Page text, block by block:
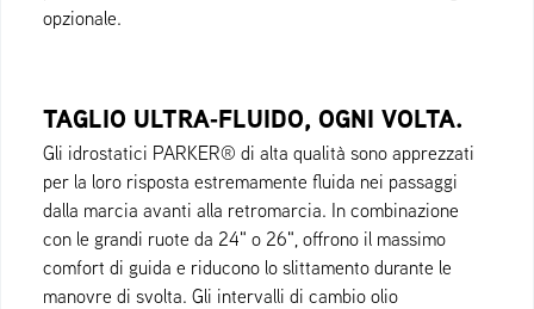
opzionale.
TAGLIO ULTRA‑FLUIDO, OGNI VOLTA.
Gli idrostatici PARKER® di alta qualità sono apprezzati
per la loro risposta estremamente fluida nei passaggi
dalla marcia avanti alla retromarcia. In combinazione
con le grandi ruote da 24" o 26", offrono il massimo
comfort di guida e riducono lo slittamento durante le
manovre di svolta. Gli intervalli di cambio olio